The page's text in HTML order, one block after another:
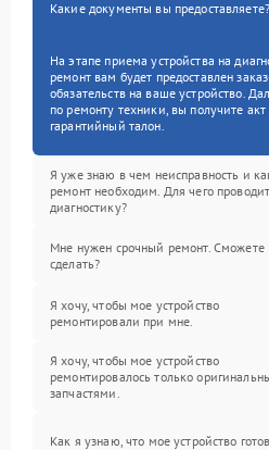
Какие документы вы предоставляете?
На этапе приема устройства на
ремонт вам будет предоставлен
обязательств на ваше устройство.
по ремонту техники, вы получите
гарантийный талон.
Я уже знаю в чем неисправность и
ремонт необходим. Для чего
диагностику?
Мне нужен срочный ремонт. Сможете
сделать?
Я хочу, чтобы мое устройство
ремонтировали при мне.
Я хочу, чтобы мое устройство
ремонтировалось только
запчастями.
Как я узнаю, что мое устройство